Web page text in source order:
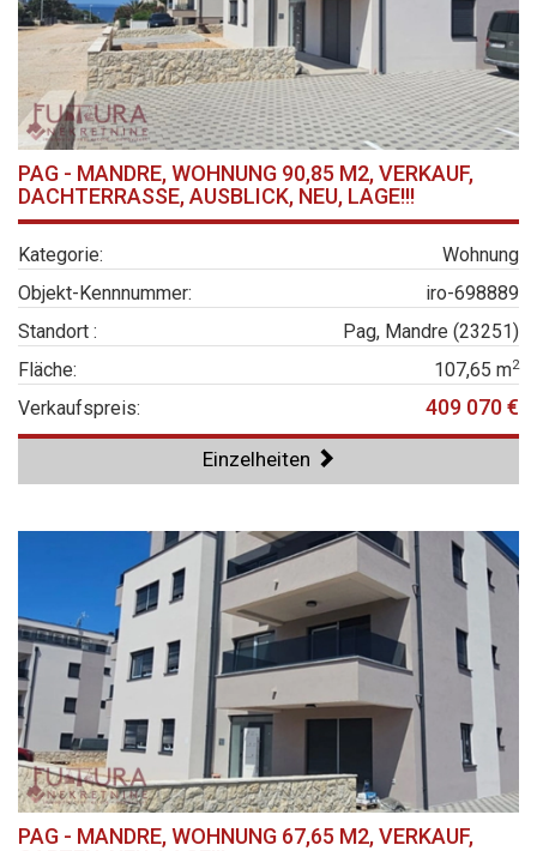
PAG - MANDRE, WOHNUNG 90,85 M2, VERKAUF,
DACHTERRASSE, AUSBLICK, NEU, LAGE!!!
Kategorie:
Wohnung
Objekt-Kennnummer:
iro-698889
Standort :
Pag, Mandre (23251)
Fläche:
107,65 m2
Verkaufspreis: 409 070 €
Einzelheiten
PAG - MANDRE, WOHNUNG 67,65 M2, VERKAUF,